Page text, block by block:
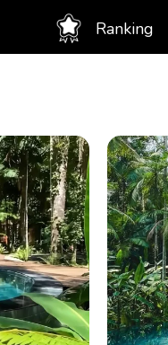
Ranking